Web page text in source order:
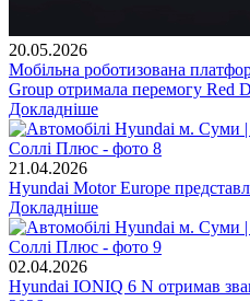
20.05.2026
Мобільна роботизована
Group отримала перемогу Red
Докладніше
21.04.2026
Hyundai Motor Europe
Докладніше
02.04.2026
Hyundai IONIQ 6 N отримав